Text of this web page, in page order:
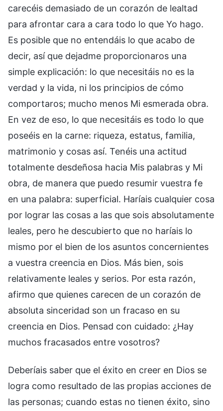
carecéis demasiado de un corazón de lealtad
para afrontar cara a cara todo lo que Yo hago.
Es posible que no entendáis lo que acabo de
decir, así que dejadme proporcionaros una
simple explicación: lo que necesitáis no es la
verdad y la vida, ni los principios de cómo
comportaros; mucho menos Mi esmerada obra.
En vez de eso, lo que necesitáis es todo lo que
poseéis en la carne: riqueza, estatus, familia,
matrimonio y cosas así. Tenéis una actitud
totalmente desdeñosa hacia Mis palabras y Mi
obra, de manera que puedo resumir vuestra fe
en una palabra: superficial. Haríais cualquier cosa
por lograr las cosas a las que sois absolutamente
leales, pero he descubierto que no haríais lo
mismo por el bien de los asuntos concernientes
a vuestra creencia en Dios. Más bien, sois
relativamente leales y serios. Por esta razón,
afirmo que quienes carecen de un corazón de
absoluta sinceridad son un fracaso en su
creencia en Dios. Pensad con cuidado: ¿Hay
muchos fracasados entre vosotros?
Deberíais saber que el éxito en creer en Dios se
logra como resultado de las propias acciones de
las personas; cuando estas no tienen éxito, sino